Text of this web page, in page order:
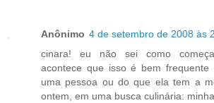
Anônimo 4 de setembro de 2008 às
cinara! eu não sei como
acontece que isso é bem frequente
uma pessoa ou do que ela tem a
ontem, em uma busca culinária: